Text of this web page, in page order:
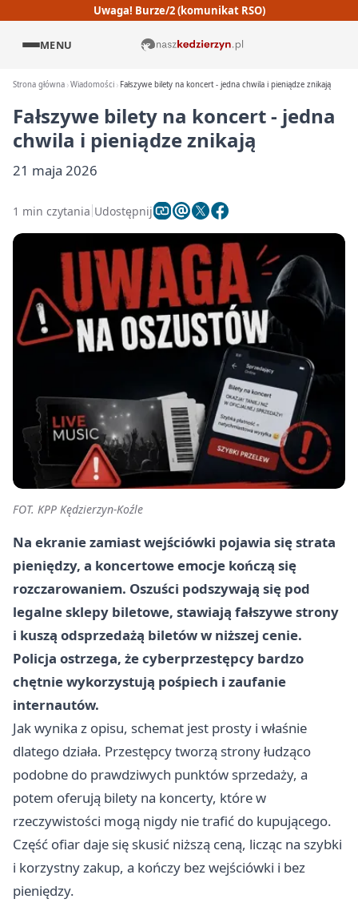
Uwaga! Burze/2 (komunikat RSO)
MENU
Strona główna Wiadomości Fałszywe bilety na koncert - jedna chwila i pieniądze znikają
Fałszywe bilety na koncert - jedna
chwila i pieniądze znikają
21 maja 2026
1 min czytania Udostępnij
FOT. KPP Kędzierzyn-Koźle
Na ekranie zamiast wejściówki pojawia się strata
pieniędzy, a koncertowe emocje kończą się
rozczarowaniem. Oszuści podszywają się pod
legalne sklepy biletowe, stawiają fałszywe strony
i kuszą odsprzedażą biletów w niższej cenie.
Policja ostrzega, że cyberprzestępcy bardzo
chętnie wykorzystują pośpiech i zaufanie
internautów.
Jak wynika z opisu, schemat jest prosty i właśnie
dlatego działa. Przestępcy tworzą strony łudząco
podobne do prawdziwych punktów sprzedaży, a
potem oferują bilety na koncerty, które w
rzeczywistości mogą nigdy nie trafić do kupującego.
Część ofiar daje się skusić niższą ceną, licząc na szybki
i korzystny zakup, a kończy bez wejściówki i bez
pieniędzy.